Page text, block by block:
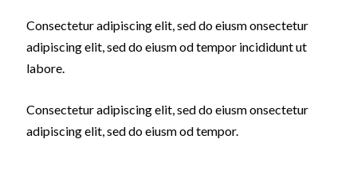
Consectetur adipiscing elit, sed do eiusm onsectetur
adipiscing elit, sed do eiusm od tempor incididunt ut
labore.
Consectetur adipiscing elit, sed do eiusm onsectetur
adipiscing elit, sed do eiusm od tempor.